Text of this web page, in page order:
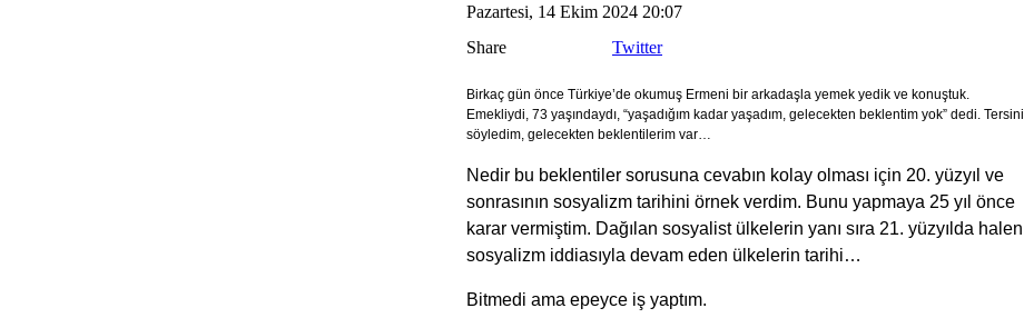
Pazartesi, 14 Ekim 2024 20:07
Share
Twitter
Birkaç gün önce Türkiye’de okumuş Ermeni bir arkadaşla yemek yedik ve konuştuk.
Emekliydi, 73 yaşındaydı, “yaşadığım kadar yaşadım, gelecekten beklentim yok” dedi. Tersini
söyledim, gelecekten beklentilerim var…
Nedir bu beklentiler sorusuna cevabın kolay olması için 20. yüzyıl ve
sonrasının sosyalizm tarihini örnek verdim. Bunu yapmaya 25 yıl önce
karar vermiştim. Dağılan sosyalist ülkelerin yanı sıra 21. yüzyılda halen
sosyalizm iddiasıyla devam eden ülkelerin tarihi…
Bitmedi ama epeyce iş yaptım.